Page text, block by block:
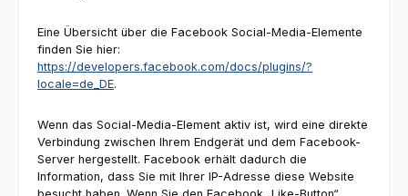
Eine Übersicht über die Facebook Social-Media-Elemente
finden Sie hier:
https://developers.facebook.com/docs/plugins/?
locale=de_DE.
Wenn das Social-Media-Element aktiv ist, wird eine direkte
Verbindung zwischen Ihrem Endgerät und dem Facebook-
Server hergestellt. Facebook erhält dadurch die
Information, dass Sie mit Ihrer IP-Adresse diese Website